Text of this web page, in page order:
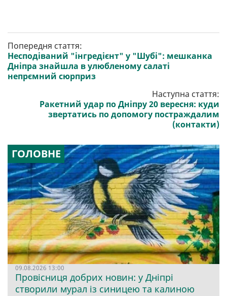
Попередня стаття:
Несподіваний "інгредієнт" у "Шубі": мешканка
Дніпра знайшла в улюбленому салаті
непрємний сюрприз
Наступна стаття:
Ракетний удар по Дніпру 20 вересня: куди
звертатись по допомогу постраждалим
(контакти)
ГОЛОВНЕ
09.08.2026 13:00
Провісниця добрих новин: у Дніпрі
створили мурал із синицею та калиною